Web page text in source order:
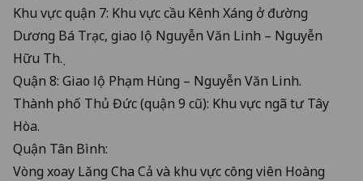
Khu vực quận 7: Khu vực cầu Kênh Xáng ở đường
Dương Bá Trạc, giao lộ Nguyễn Văn Linh – Nguyễn
Hữu Thọ.
Quận 8: Giao lộ Phạm Hùng – Nguyễn Văn Linh.
Thành phố Thủ Đức (quận 9 cũ): Khu vực ngã tư Tây
Hòa.
Quận Tân Bình:
Vòng xoay Lăng Cha Cả và khu vực công viên Hoàng